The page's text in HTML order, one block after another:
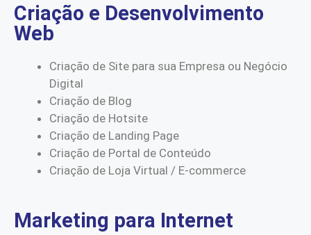
Criação e Desenvolvimento
Web
Criação de Site para sua Empresa ou Negócio
Digital
Criação de Blog
Criação de Hotsite
Criação de Landing Page
Criação de Portal de Conteúdo
Criação de Loja Virtual / E-commerce
Marketing para Internet